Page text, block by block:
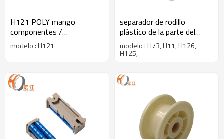
H121 POLY mango
componentes /
componentes para
transportadores /
industria
modelo : H121
separador de rodillo
plástico de la parte del
transportador para la
cadena
modelo : H73, H11, H126,
H125,